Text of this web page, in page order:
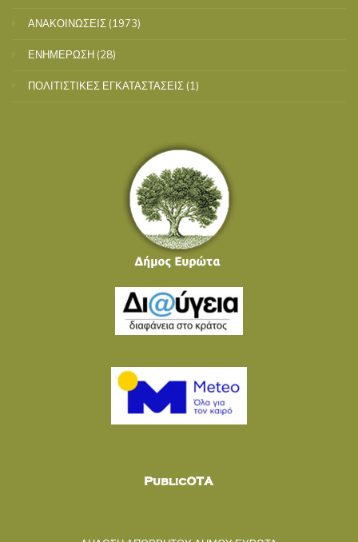
ΑΝΑΚΟΙΝΩΣΕΙΣ (1973)
ΕΝΗΜΕΡΩΣΗ (28)
ΠΟΛΙΤΙΣΤΙΚΕΣ ΕΓΚΑΤΑΣΤΑΣΕΙΣ (1)